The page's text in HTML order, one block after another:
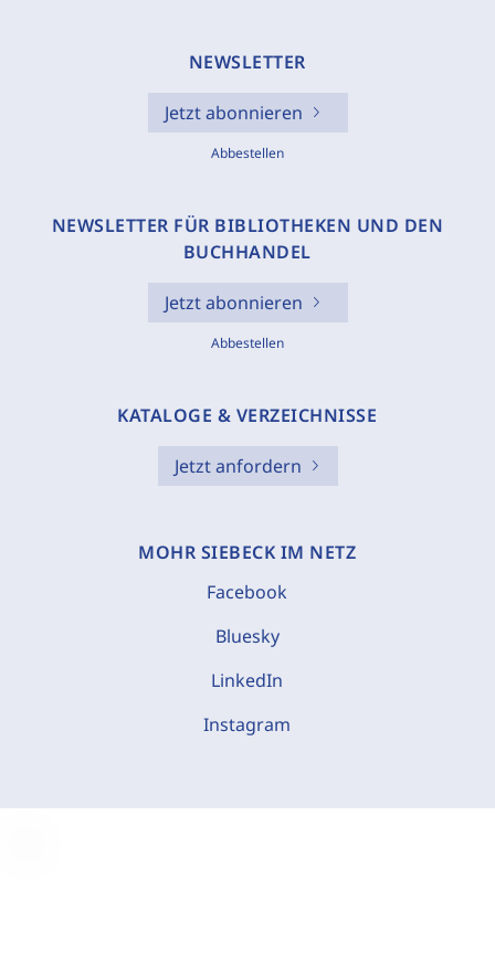
NEWSLETTER
Jetzt abonnieren
Abbestellen
NEWSLETTER FÜR BIBLIOTHEKEN UND DEN
BUCHHANDEL
Jetzt abonnieren
Abbestellen
KATALOGE & VERZEICHNISSE
Jetzt anfordern
MOHR SIEBECK IM NETZ
Facebook
Bluesky
LinkedIn
Instagram